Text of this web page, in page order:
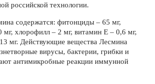
российской технологии.
содержатся: фитонциды – 65 мг,
мг, хлорофилл – 2 мг, витамин Е – 0,6 мг,
мг. Действующие вещества Лесмина
вирусы, бактерии, грибки и
антимикробные реакции иммунной